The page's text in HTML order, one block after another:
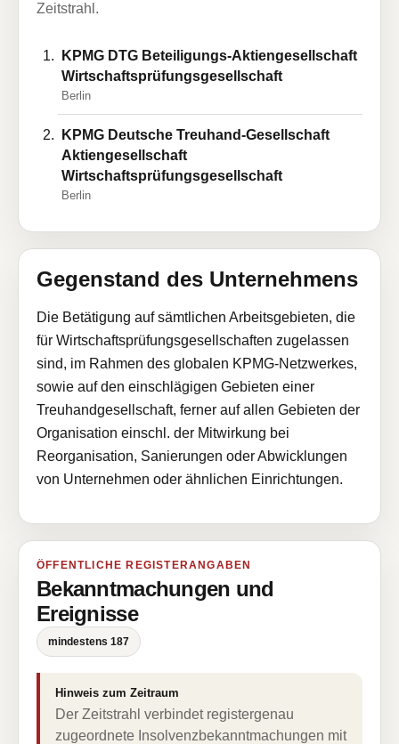
Zeitstrahl.
KPMG DTG Beteiligungs-Aktiengesellschaft
Wirtschaftsprüfungsgesellschaft
Berlin
KPMG Deutsche Treuhand-Gesellschaft
Aktiengesellschaft
Wirtschaftsprüfungsgesellschaft
Berlin
Gegenstand des Unternehmens
Die Betätigung auf sämtlichen Arbeitsgebieten, die
für Wirtschaftsprüfungsgesellschaften zugelassen
sind, im Rahmen des globalen KPMG-Netzwerkes,
sowie auf den einschlägigen Gebieten einer
Treuhandgesellschaft, ferner auf allen Gebieten der
Organisation einschl. der Mitwirkung bei
Reorganisation, Sanierungen oder Abwicklungen
von Unternehmen oder ähnlichen Einrichtungen.
ÖFFENTLICHE REGISTERANGABEN
Bekanntmachungen und
Ereignisse
mindestens 187
Hinweis zum Zeitraum
Der Zeitstrahl verbindet registergenau
zugeordnete Insolvenzbekanntmachungen mit